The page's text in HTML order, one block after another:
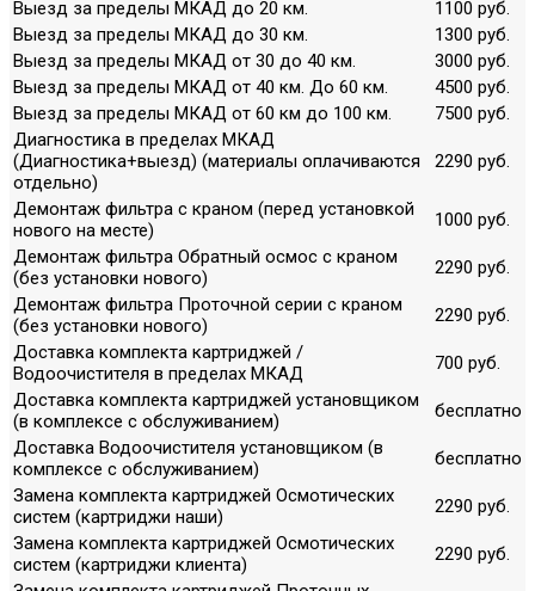
Выезд за пределы МКАД до 20 км.
1100 руб.
Выезд за пределы МКАД до 30 км.
1300 руб.
Выезд за пределы МКАД от 30 до 40 км.
3000 руб.
Выезд за пределы МКАД от 40 км. До 60 км.
4500 руб.
Выезд за пределы МКАД от 60 км до 100 км.
7500 руб.
Диагностика в пределах МКАД
(Диагностика+выезд) (материалы оплачиваются
отдельно)
2290 руб.
Демонтаж фильтра с краном (перед установкой
нового на месте)
1000 руб.
Демонтаж фильтра Обратный осмос с краном
(без установки нового)
2290 руб.
Демонтаж фильтра Проточной серии с краном
(без установки нового)
2290 руб.
Доставка комплекта картриджей /
Водоочистителя в пределах МКАД
700 руб.
Доставка комплекта картриджей установщиком
(в комплексе с обслуживанием)
бесплатно
Доставка Водоочистителя установщиком (в
комплексе с обслуживанием)
бесплатно
Замена комплекта картриджей Осмотических
систем (картриджи наши)
2290 руб.
Замена комплекта картриджей Осмотических
систем (картриджи клиента)
2290 руб.